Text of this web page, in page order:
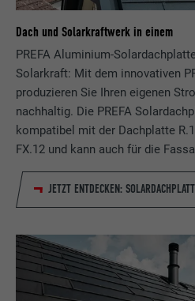
Dach und Solarkraftwerk in einem
PREFA Aluminium-
Solarkraft: Mit dem innovativen
produzieren Sie Ihren eigenen
nachhaltig. Die PREFA
kompatibel mit der Dachplatte
FX.12 und kann auch für die
JETZT ENTDECKEN:
Name _gaexp
Anbieter Google Optimize
Laufzeit 90 Tage
Zweck
der Browser das
Anbieter ads.linkedin.com
Zweck
Speichert die
Sprach version
Name lang
Anbieter LinkedIn
Zweck
Eingestellt von
Webseite ein
uns"-Fenster